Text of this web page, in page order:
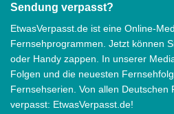
Sendung verpasst?
EtwasVerpasst.de ist eine Online-
Fernsehprogrammen. Jetzt können
oder Handy zappen. In unserer
Folgen und die neuesten
Fernsehserien. Von allen Deutschen
verpasst: EtwasVerpasst.de!